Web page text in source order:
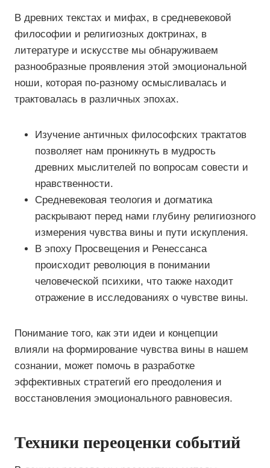
В древних текстах и мифах, в средневековой
философии и религиозных доктринах, в
литературе и искусстве мы обнаруживаем
разнообразные проявления этой эмоциональной
ноши, которая по-разному осмысливалась и
трактовалась в различных эпохах.
Изучение античных философских трактатов
позволяет нам проникнуть в мудрость
древних мыслителей по вопросам совести и
нравственности.
Средневековая теология и догматика
раскрывают перед нами глубину религиозного
измерения чувства вины и пути искупления.
В эпоху Просвещения и Ренессанса
происходит революция в понимании
человеческой психики, что также находит
отражение в исследованиях о чувстве вины.
Понимание того, как эти идеи и концепции
влияли на формирование чувства вины в нашем
сознании, может помочь в разработке
эффективных стратегий его преодоления и
восстановления эмоционального равновесия.
Техники переоценки событий